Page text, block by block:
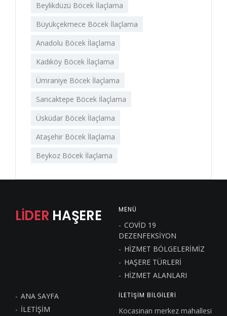
Beylikdüzü Böcek İlaçlama
Büyükçekmece Böcek İlaçlama
Anadolu Böcek İlaçlama
Kadıköy Böcek İlaçlama
Ümraniye Böcek İlaçlama
Sancaktepe Böcek İlaçlama
Üsküdar Böcek İlaçlama
Ataşehir Böcek İlaçlama
Beykoz Böcek İlaçlama
LİDER HAŞERE MENÜ
COVİD 19
DEZENFEKSİYON
HİZMET BÖLGELERİMİZ
HAŞERE TÜRLERİ
HİZMET ALANLARI
ANA SAYFA
İLETİŞİM
İLETIŞIM BILGILERI
Kocasinan merkez mahallesi